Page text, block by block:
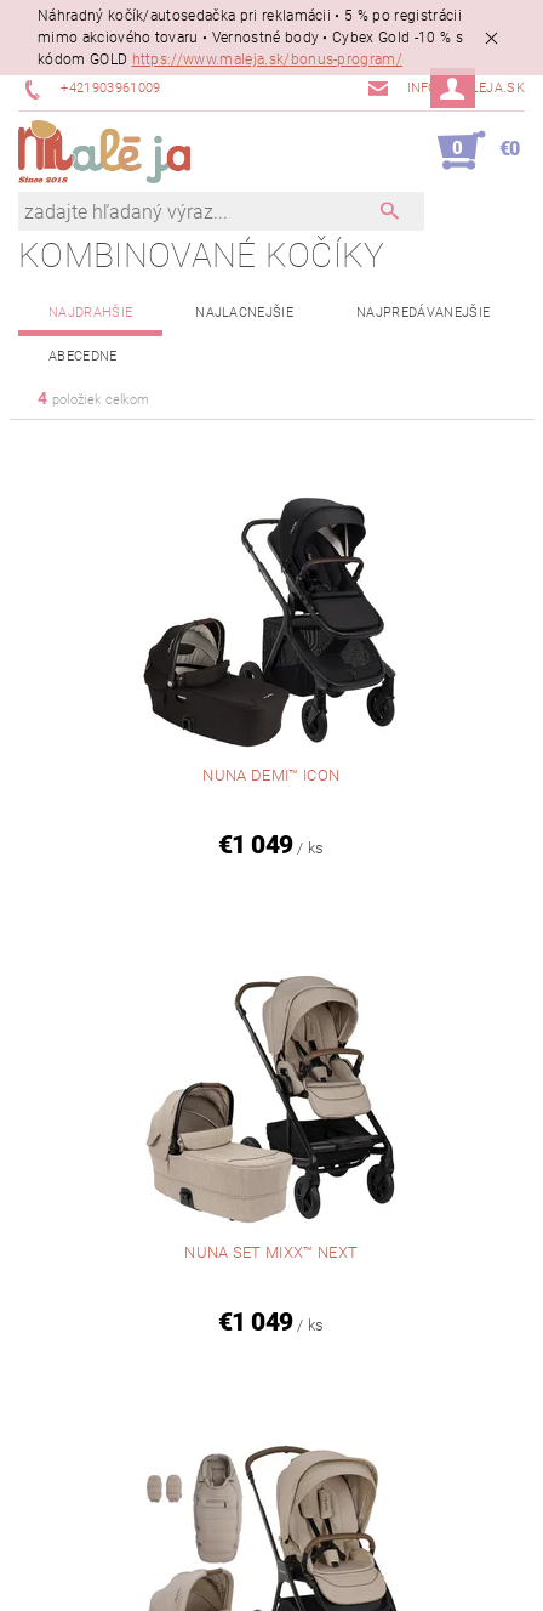
Náhradný kočík/autosedačka pri reklamácii • 5 % po registrácii
mimo akciového tovaru • Vernostné body • Cybex Gold -10 % s
kódom GOLD https://www.maleja.sk/bonus-program/
+421903961009 INFO@MALEJA.SK
0 €0
KOMBINOVANÉ KOČÍKY
NAJDRAHŠIE NAJLACNEJŠIE NAJPREDÁVANEJŠIE
ABECEDNE
4 položiek celkom
NUNA DEMI™ ICON
€1 049 / ks
NUNA SET MIXX™ NEXT
€1 049 / ks